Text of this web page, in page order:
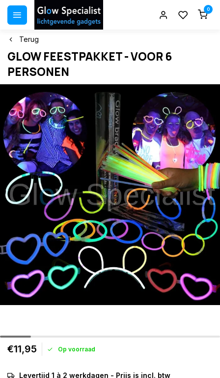
0
Terug
GLOW FEESTPAKKET - VOOR 6
PERSONEN
€11,95 Op voorraad
Levertijd 1 à 2 werkdagen - Prijs is incl. btw